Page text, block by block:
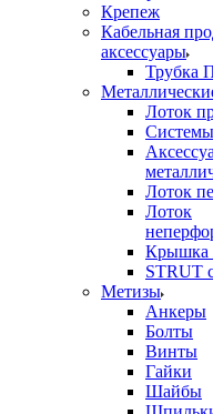
Крепеж
Кабельная
аксессуары
Трубка
Лоток
Лоток
Лоток
Крышка
STRUT
Метизы
Анкеры
Болты
Винты
Гайки
Шайбы